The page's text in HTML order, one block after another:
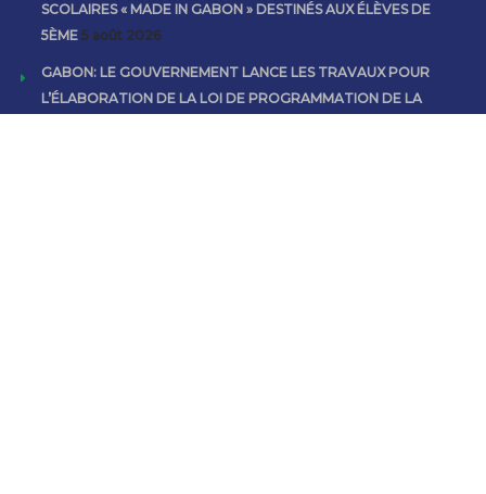
SCOLAIRES « MADE IN GABON » DESTINÉS AUX ÉLÈVES DE
5ÈME 5 août 2026
GABON: LE GOUVERNEMENT LANCE LES TRAVAUX POUR
L’ÉLABORATION DE LA LOI DE PROGRAMMATION DE LA